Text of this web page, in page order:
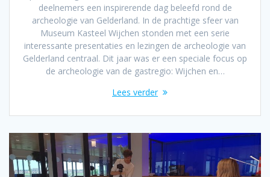
deelnemers een inspirerende dag beleefd rond de
archeologie van Gelderland. In de prachtige sfeer van
Museum Kasteel Wijchen stonden met een serie
interessante presentaties en lezingen de archeologie van
Gelderland centraal. Dit jaar was er een speciale focus op
de archeologie van de gastregio: Wijchen en…
Lees verder